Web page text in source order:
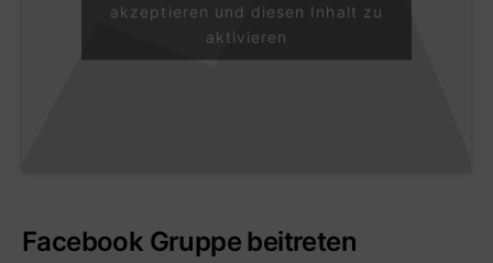
akzeptieren und diesen Inhalt zu
aktivieren
Facebook Gruppe beitreten